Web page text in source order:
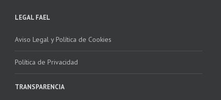
LEGAL FAEL
Aviso Legal y Política de Cookies
Política de Privacidad
TRANSPARENCIA